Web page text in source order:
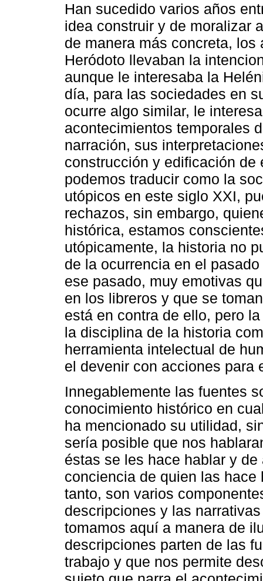
Han sucedido varios años
idea construir y de moralizar
de manera más concreta,
Heródoto llevaban la
aunque le interesaba la
día, para las sociedades en
ocurre algo similar, le
acontecimientos temporales
narración, sus
construcción y edificación de
podemos traducir como la
utópicos en este siglo XXI,
rechazos, sin embargo,
histórica, estamos
utópicamente, la historia no
de la ocurrencia en el
ese pasado, muy emotivas
en los libreros y que se
está en contra de ello, pero
la disciplina de la historia
herramienta intelectual de
el devenir con acciones para
Innegablemente las fuentes
conocimiento histórico en
ha mencionado su utilidad,
sería posible que nos
éstas se les hace hablar y
conciencia de quien las
tanto, son varios
descripciones y las
tomamos aquí a manera de
descripciones parten de las
trabajo y que nos permite